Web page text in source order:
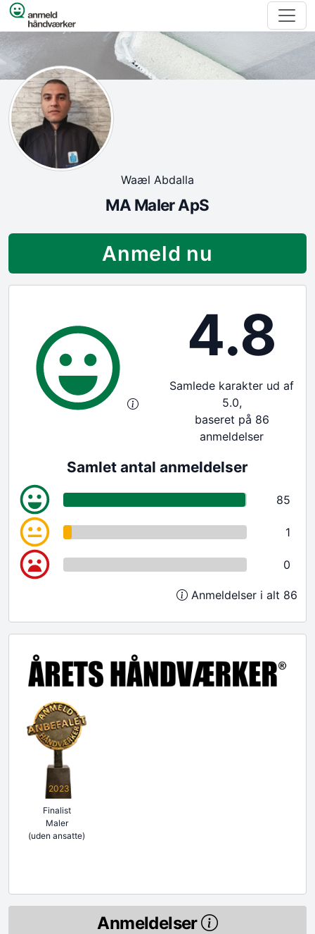
Spring til indhold
Waæl Abdalla
MA Maler ApS
Anmeld nu
4.8
Samlede karakter ud af
5.0,
baseret på 86
anmeldelser
Samlet antal anmeldelser
85
1
0
Anmeldelser i alt 86
2023
Finalist
Maler
(uden ansatte)
Anmeldelser